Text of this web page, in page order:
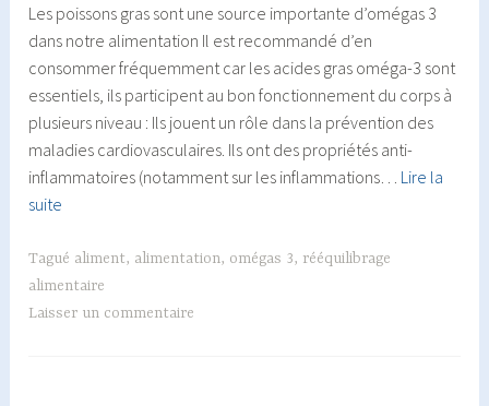
Les poissons gras sont une source importante d’omégas 3
dans notre alimentation Il est recommandé d’en
consommer fréquemment car les acides gras oméga-3 sont
essentiels, ils participent au bon fonctionnement du corps à
plusieurs niveau : Ils jouent un rôle dans la prévention des
maladies cardiovasculaires. Ils ont des propriétés anti-
inflammatoires (notamment sur les inflammations… Lire la
suite
gras
Tagué aliment, alimentation, omégas 3, rééquilibrage
alimentaire
Laisser un commentaire